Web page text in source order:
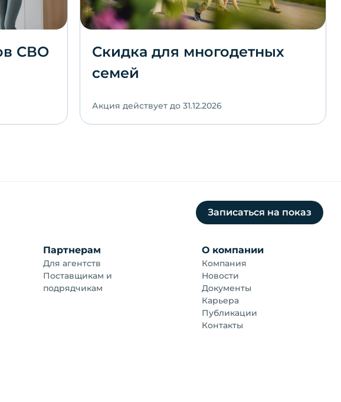
СВО
Скидка для многодетных
семей
Акция действует до 31.12.2026
Записаться на показ
Партнерам
Для агентств
Поставщикам и
подрядчикам
О компании
Компания
Новости
Документы
Карьера
Публикации
Контакты